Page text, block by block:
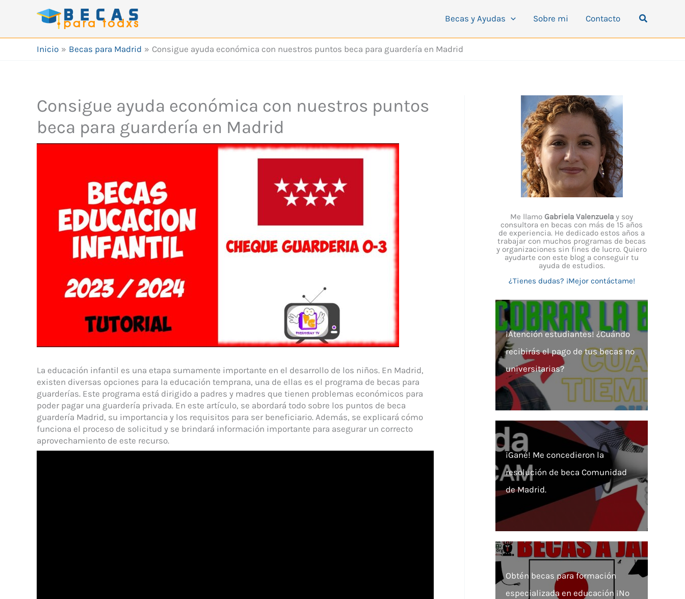
Becas y Ayudas Sobre mi Contacto Buscar
Inicio Becas para Madrid Consigue ayuda económica con nuestros puntos beca para guardería en Madrid
Consigue ayuda económica con nuestros puntos
beca para guardería en Madrid
La educación infantil es una etapa sumamente importante en el desarrollo de los niños. En Madrid,
existen diversas opciones para la educación temprana, una de ellas es el programa de becas para
guarderías. Este programa está dirigido a padres y madres que tienen problemas económicos para
poder pagar una guardería privada. En este artículo, se abordará todo sobre los puntos de beca
guardería Madrid, su importancia y los requisitos para ser beneficiario. Además, se explicará cómo
funciona el proceso de solicitud y se brindará información importante para asegurar un correcto
aprovechamiento de este recurso.
Me llamo Gabriela Valenzuela y soy
consultora en becas con más de 15 años
de experiencia. He dedicado estos años a
trabajar con muchos programas de becas
y organizaciones sin fines de lucro. Quiero
ayudarte con este blog a conseguir tu
ayuda de estudios.
¿Tienes dudas? ¡Mejor contáctame!
¡Atención estudiantes! ¿Cuándo
recibirás el pago de tus becas no
universitarias?
¡Gané! Me concedieron la
resolución de beca Comunidad
de Madrid.
Obtén becas para formación
especializada en educación ¡No